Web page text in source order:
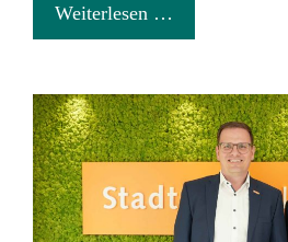
Weiterlesen …